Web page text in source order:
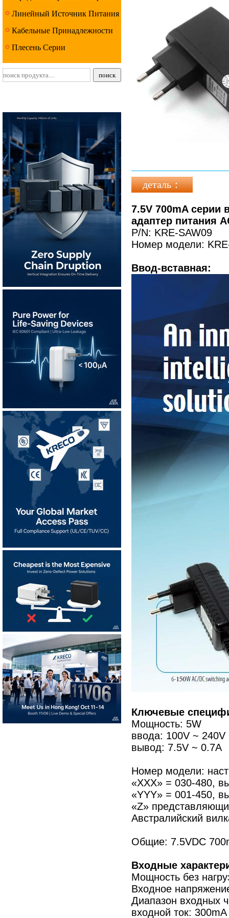
Линейный Источник Питания
Серии
Кабельные Принадлежности
Серии
Плесень Серии
деталь：
7.5V 700mA серии
адаптер питания
P/N: KRE-SAW09
Номер модели:
Ввод-вставная:
Ключевые
Мощность: 5W
ввода: 100V ~
вывод: 7.5V ~ 0.7A
Номер модели:
«XXX» = 030-480,
«YYY» = 001-450,
«Z»
Австралийский
Общие: 7.5VDC
Входные
Мощность без
Входное
Диапазон входных
входной ток: